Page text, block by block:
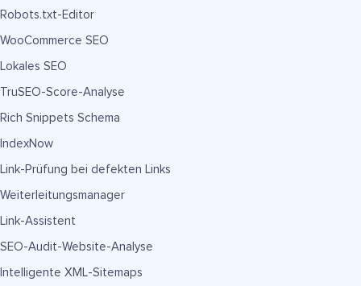
Robots.txt-Editor
WooCommerce SEO
Lokales SEO
TruSEO-Score-Analyse
Rich Snippets Schema
IndexNow
Link-Prüfung bei defekten Links
Weiterleitungsmanager
Link-Assistent
SEO-Audit-Website-Analyse
Intelligente XML-Sitemaps